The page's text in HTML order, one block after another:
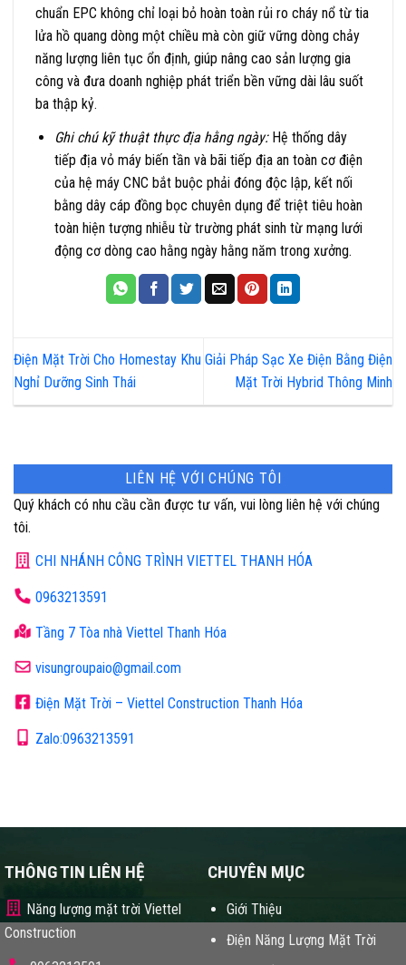
chuẩn EPC không chỉ loại bỏ hoàn toàn rủi ro cháy nổ từ tia
lửa hồ quang dòng một chiều mà còn giữ vững dòng chảy
năng lượng liên tục ổn định, giúp nâng cao sản lượng gia
công và đưa doanh nghiệp phát triển bền vững dài lâu suốt
ba thập kỷ.
Ghi chú kỹ thuật thực địa hằng ngày:Hệ thống dây
tiếp địa vỏ máy biến tần và bãi tiếp địa an toàn cơ điện
của hệ máy CNC bắt buộc phải đóng độc lập, kết nối
bằng dây cáp đồng bọc chuyên dụng để triệt tiêu hoàn
toàn hiện tượng nhiễu từ trường phát sinh từ mạng lưới
động cơ dòng cao hằng ngày hằng năm trong xưởng.
Điện Mặt Trời Cho Homestay Khu
Nghỉ Dưỡng Sinh Thái
Giải Pháp Sạc Xe Điện Bằng Điện
Mặt Trời Hybrid Thông Minh
LIÊN HỆ VỚI CHÚNG TÔI
Quý khách có nhu cầu cần được tư vấn, vui lòng liên hệ với chúng
tôi.
CHI NHÁNH CÔNG TRÌNH VIETTEL THANH HÓA
0963213591
Tầng 7 Tòa nhà Viettel Thanh Hóa
visungroupaio@gmail.com
Điện Mặt Trời – Viettel Construction Thanh Hóa
Zalo:0963213591
THÔNG TIN LIÊN HỆ
Năng lượng mặt trời Viettel
Construction
CHUYÊN MỤC
Giới Thiệu
Điện Năng Lượng Mặt Trời